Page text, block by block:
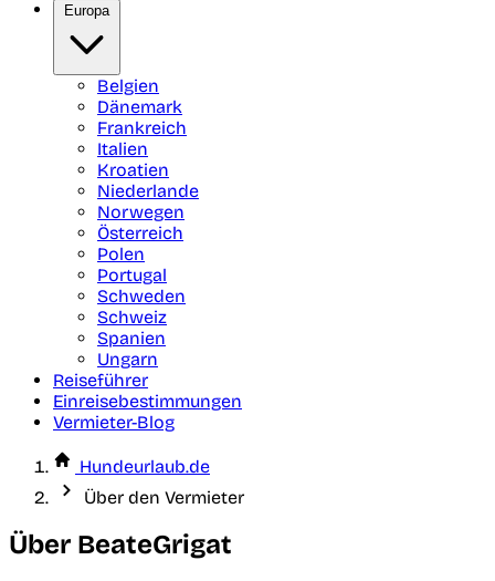
Europa
Belgien
Dänemark
Frankreich
Italien
Kroatien
Niederlande
Norwegen
Österreich
Polen
Portugal
Schweden
Schweiz
Spanien
Ungarn
Reiseführer
Einreisebestimmungen
Vermieter-Blog
Hundeurlaub.de
Über den Vermieter
Über BeateGrigat